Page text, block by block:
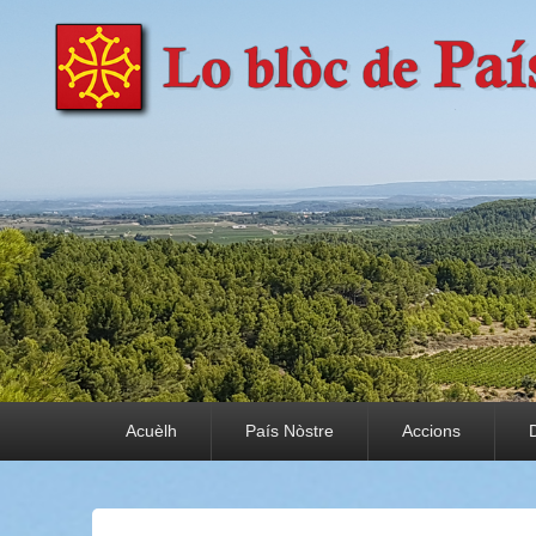
País Nòstre
Paratge e Convivència
Acuèlh País Nòstre Accions